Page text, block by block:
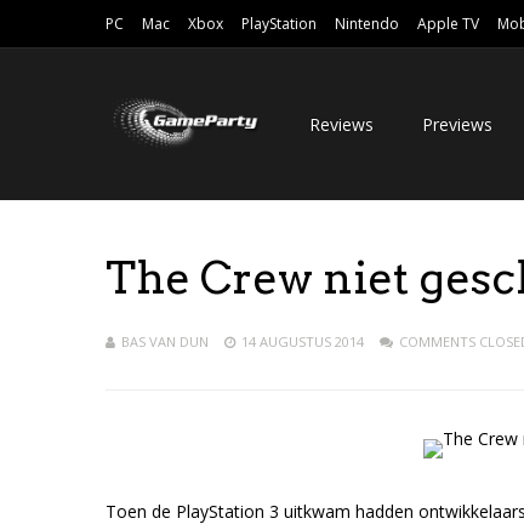
PC Mac Xbox PlayStation Nintendo Apple TV
Reviews Previews
The Crew niet
BAS VAN DUN 14 AUGUSTUS 2014 COMMENTS
Toen de PlayStation 3 uitkwam hadden